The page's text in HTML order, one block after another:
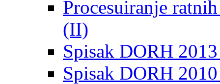
Procesuiranje
(II)
Spisak DORH
Spisak DORH